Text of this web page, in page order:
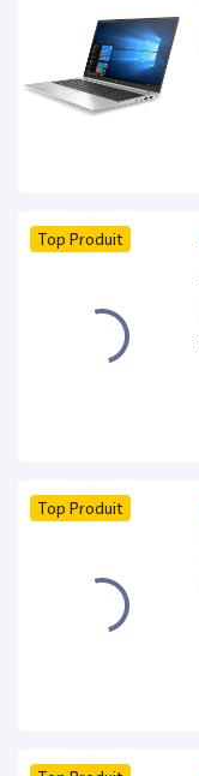
Top Produit
Top Produit